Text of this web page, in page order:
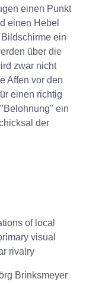
einen Punkt
einen Hebel
ein
über die
zwar nicht
Affen vor den
einen richtig
ein
der
of local
visual
rivalry
Brinksmeyer